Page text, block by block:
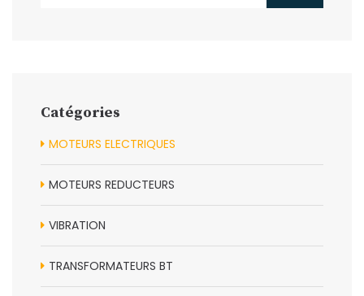
Catégories
MOTEURS ELECTRIQUES
MOTEURS REDUCTEURS
VIBRATION
TRANSFORMATEURS BT